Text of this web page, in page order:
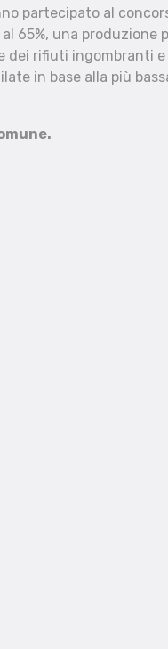
partecipato al
65%, una
dei rifiuti ingombranti
in base alla più